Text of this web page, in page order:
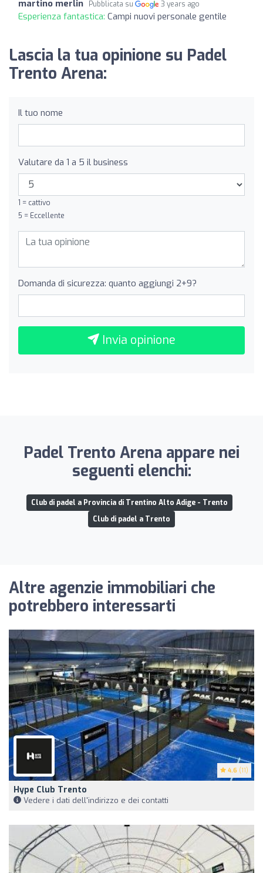
martino merlin Pubblicata su 3 years ago
Esperienza fantastica: Campi nuovi personale gentile
Lascia la tua opinione su Padel
Trento Arena:
Il tuo nome
Valutare da 1 a 5 il business
1 = cattivo
5 = Eccellente
Domanda di sicurezza: quanto aggiungi 2+9?
Invia opinione
Padel Trento Arena appare nei
seguenti elenchi:
Club di padel a Provincia di Trentino Alto Adige - Trento
Club di padel a Trento
Altre agenzie immobiliari che
potrebbero interessarti
4.6 (11)
Hype Club Trento
Vedere i dati dell'indirizzo e dei contatti